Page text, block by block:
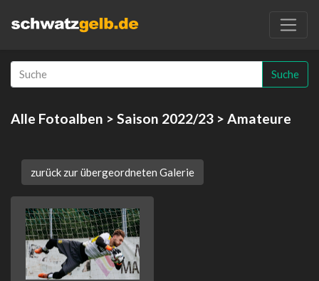
Suche
Alle Fotoalben > Saison 2022/23 > Amateure
zurück zur übergeordneten Galerie